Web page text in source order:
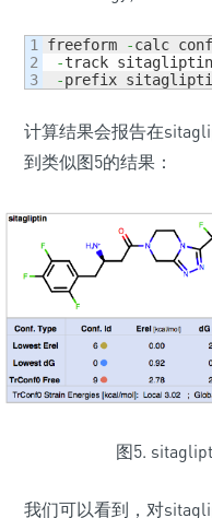
1
2
freeform -calc conf
-track
-prefix
计算结果会报告在
到类似图5的结果：
图5.
我们可以看到，对